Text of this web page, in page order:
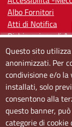
Albo Fornitori
Atti di Notifica
Dichiarazione di
Sedi e orari
Sede Centrale:
Via S. Aspreno, 2,
Sede Secondaria:
Corso
Questo sito
anonimizzati. Per
condivisione e/o la
installati, solo
consentono alla
questo banner,
categorie di